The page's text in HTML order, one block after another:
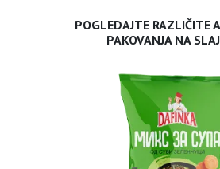
POGLEDAJTE RAZLIČITE
PAKOVANJA NA